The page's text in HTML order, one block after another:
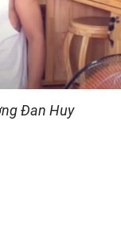
Đan Huy